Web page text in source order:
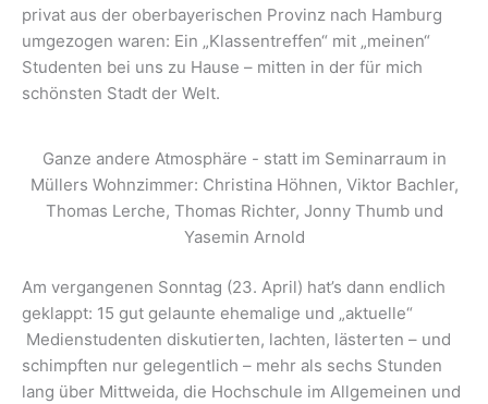
privat aus der oberbayerischen Provinz nach Hamburg
umgezogen waren: Ein „Klassentreffen“ mit „meinen“
Studenten bei uns zu Hause – mitten in der für mich
schönsten Stadt der Welt.
Ganze andere Atmosphäre - statt im Seminarraum in
Müllers Wohnzimmer: Christina Höhnen, Viktor Bachler,
Thomas Lerche, Thomas Richter, Jonny Thumb und
Yasemin Arnold
Am vergangenen Sonntag (23. April) hat’s dann endlich
geklappt: 15 gut gelaunte ehemalige und „aktuelle“
Medienstudenten diskutierten, lachten, lästerten – und
schimpften nur gelegentlich – mehr als sechs Stunden
lang über Mittweida, die Hochschule im Allgemeinen und